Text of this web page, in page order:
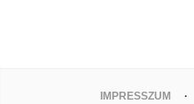
IMPRESSZUM